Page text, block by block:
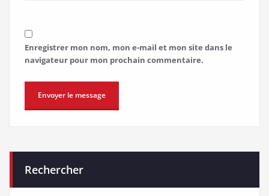
Enregistrer mon nom, mon e-mail et mon site dans le
navigateur pour mon prochain commentaire.
Rechercher